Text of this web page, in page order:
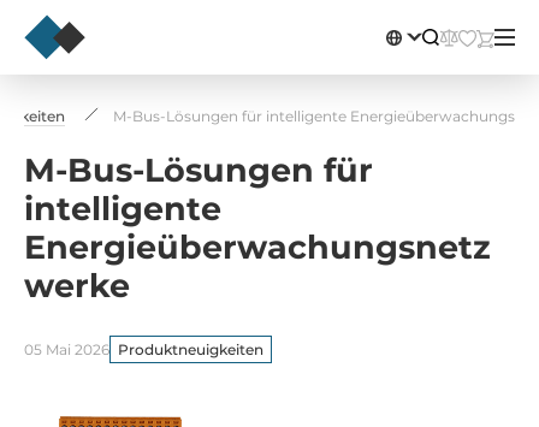
M-Bus-Lösungen für intelligente
M-Bus-Lösungen für
intelligente
Energieüberwachungsnetz
werke
05 Mai 2026 Produktneuigkeiten